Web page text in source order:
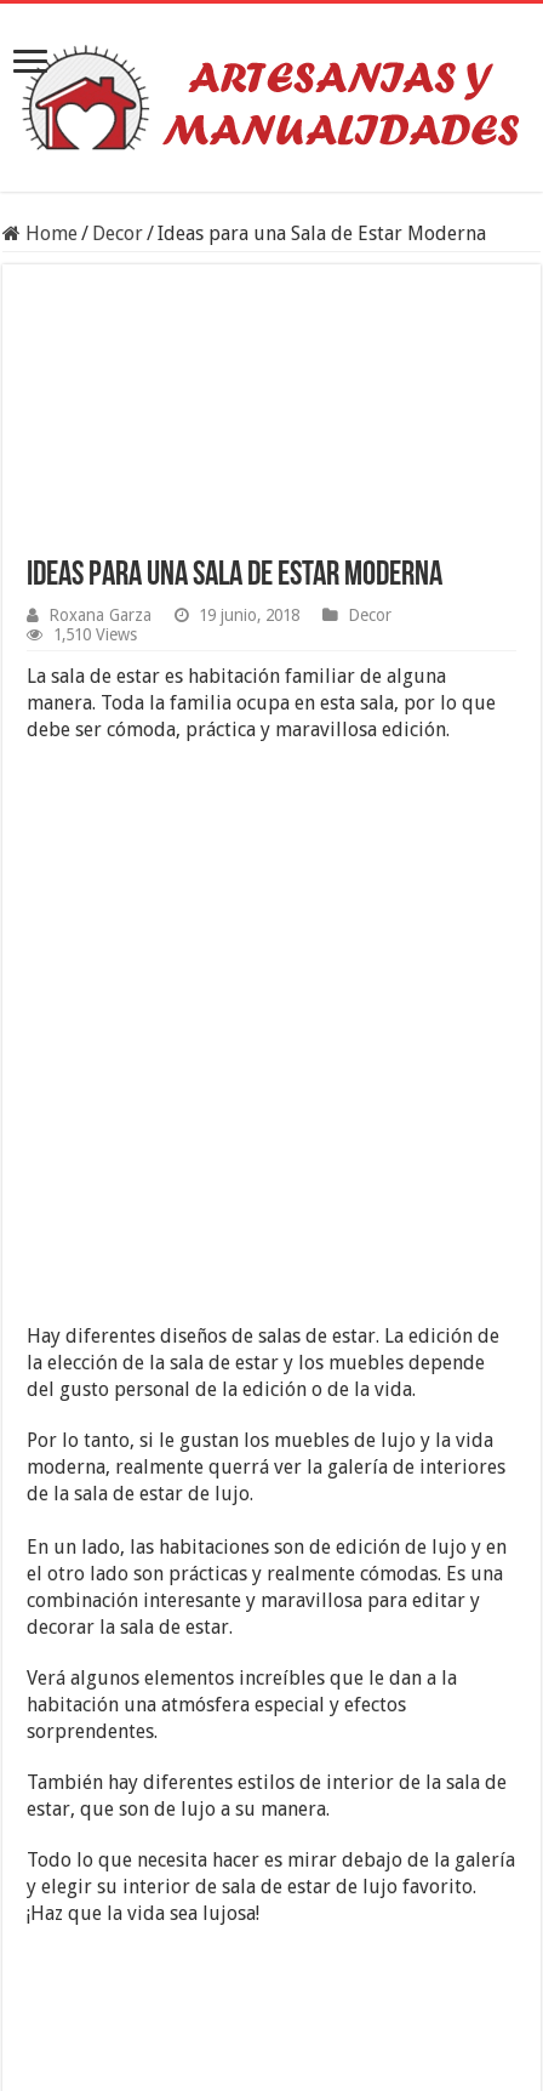
Home/ Decor/Ideas para una Sala de Estar Moderna
Ideas para una Sala de Estar Moderna
Roxana Garza 19 junio, 2018
Decor
1,510 Views
La sala de estar es habitación familiar de alguna
manera. Toda la familia ocupa en esta sala, por lo que
debe ser cómoda, práctica y maravillosa edición.
Hay diferentes diseños de salas de estar. La edición de
la elección de la sala de estar y los muebles depende
del gusto personal de la edición o de la vida.
Por lo tanto, si le gustan los muebles de lujo y la vida
moderna, realmente querrá ver la galería de interiores
de la sala de estar de lujo.
En un lado, las habitaciones son de edición de lujo y en
el otro lado son prácticas y realmente cómodas. Es una
combinación interesante y maravillosa para editar y
decorar la sala de estar.
Verá algunos elementos increíbles que le dan a la
habitación una atmósfera especial y efectos
sorprendentes.
También hay diferentes estilos de interior de la sala de
estar, que son de lujo a su manera.
Todo lo que necesita hacer es mirar debajo de la galería
y elegir su interior de sala de estar de lujo favorito.
¡Haz que la vida sea lujosa!